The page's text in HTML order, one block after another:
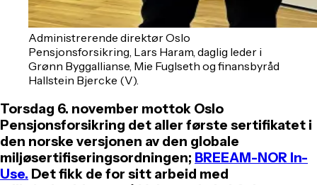
Administrerende direktør Oslo
Pensjonsforsikring, Lars Haram, daglig leder i
Grønn Byggallianse, Mie Fuglseth og finansbyråd
Hallstein Bjercke (V).
Torsdag 6. november mottok Oslo
Pensjonsforsikring det aller første sertifikatet i
den norske versjonen av den globale
miljøsertifiseringsordningen; BREEAM-NOR In-
Use. Det fikk de for sitt arbeid med